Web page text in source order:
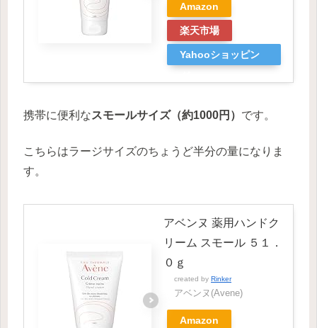
Amazon
楽天市場
Yahooショッピン
携帯に便利なスモールサイズ（約1000円） です。
こちらはラージサイズのちょうど半分の量になりま
す。
アベンヌ 薬用ハンドク
リーム スモール ５１．
０ｇ
created by Rinker
アベンヌ(Avene)
Amazon